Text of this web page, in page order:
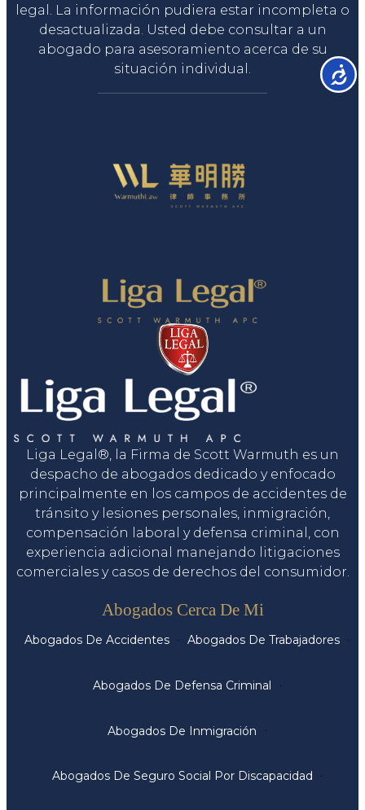
legal. La información pudiera estar incompleta o
desactualizada. Usted debe consultar a un
abogado para asesoramiento acerca de su
situación individual.
Liga Legal®, la Firma de Scott Warmuth es un
despacho de abogados dedicado y enfocado
principalmente en los campos de accidentes de
tránsito y lesiones personales, inmigración,
compensación laboral y defensa criminal, con
experiencia adicional manejando litigaciones
comerciales y casos de derechos del consumidor.
Abogados Cerca De Mi
Abogados De Accidentes Abogados De Trabajadores
Abogados De Defensa Criminal
Abogados De Inmigración
Abogados De Seguro Social Por Discapacidad